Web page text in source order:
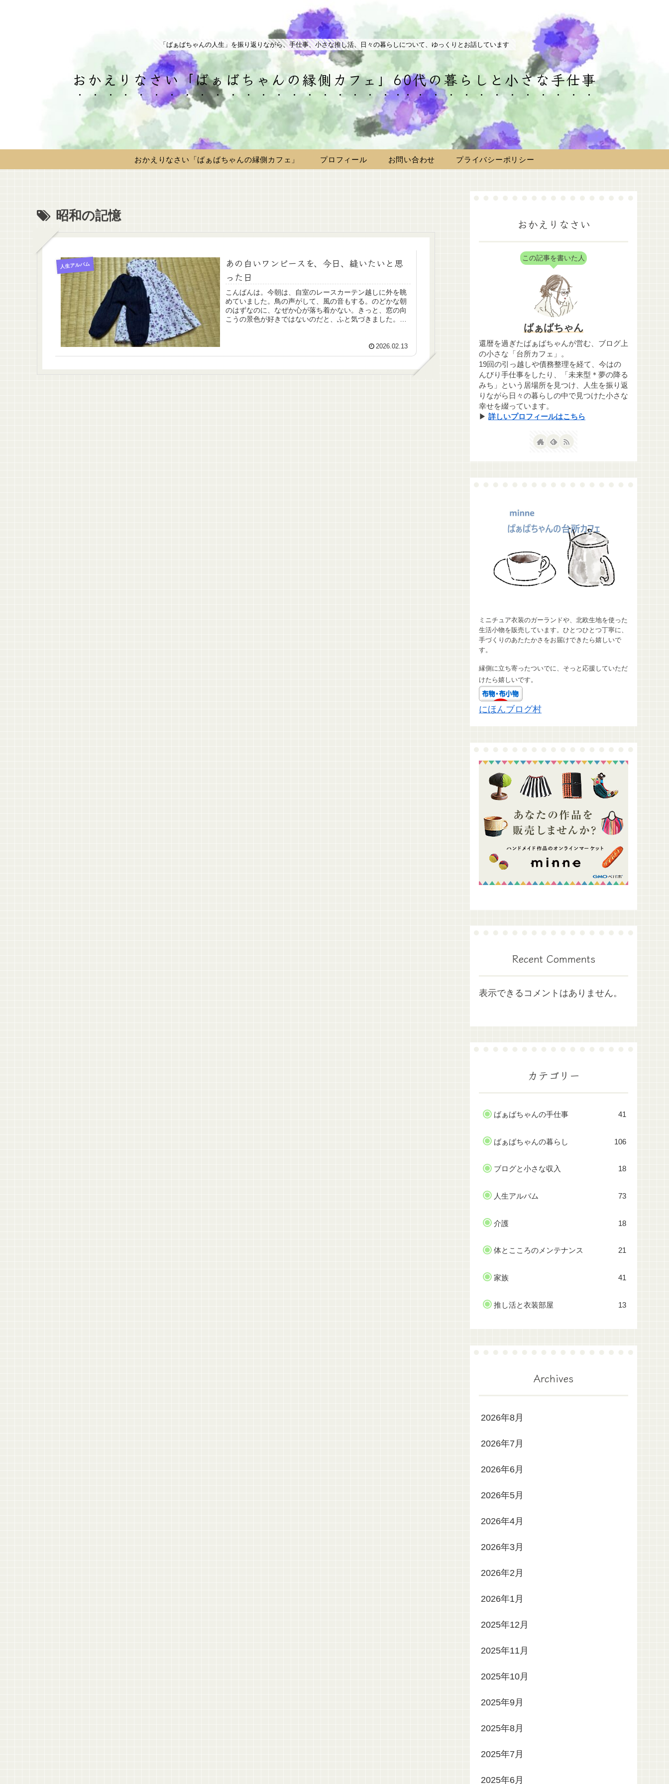
「ばぁばちゃんの人生」を振り返りながら、手仕事、小さな推し活、日々の暮らしについて、ゆっくりとお話しています
おかえりなさい「ばぁばちゃんの縁側カフェ」60代の暮らしと小さな手仕事
おかえりなさい「ばぁばちゃんの縁側カフェ」 プロフィール お問い合わせ プライバシーポリシー
昭和の記憶
人生アルバム
あの白いワンピースを、今日、縫いたいと思
った日
こんばんは。今朝は、自室のレースカーテン越しに外を眺
めていました。鳥の声がして、風の音もする。のどかな朝
のはずなのに、なぜか心が落ち着かない。きっと、窓の向
こうの景色が好きではないのだと、ふと気づきました。本
2026.02.13
おかえりなさい
この記事を書いた人
ばぁばちゃん
還暦を過ぎたばぁばちゃんが営む、ブログ上
の小さな「台所カフェ」。
19回の引っ越しや債務整理を経て、今はの
んびり手仕事をしたり、「未来型＊夢の降る
みち」という居場所を見つけ、人生を振り返
りながら日々の暮らしの中で見つけた小さな
幸せを綴っています。
▶ 詳しいプロフィールはこちら
ミニチュア衣装のガーランドや、北欧生地を使った
生活小物を販売しています。ひとつひとつ丁寧に、
手づくりのあたたかさをお届けできたら嬉しいで
す。
縁側に立ち寄ったついでに、そっと応援していただ
けたら嬉しいです。
にほんブログ村
Recent Comments
表示できるコメントはありません。
カテゴリー
ばぁばちゃんの手仕事 41
ばぁばちゃんの暮らし 106
ブログと小さな収入 18
人生アルバム 73
介護 18
体とこころのメンテナンス 21
家族 41
推し活と衣装部屋 13
Archives
2026年8月
2026年7月
2026年6月
2026年5月
2026年4月
2026年3月
2026年2月
2026年1月
2025年12月
2025年11月
2025年10月
2025年9月
2025年8月
2025年7月
2025年6月